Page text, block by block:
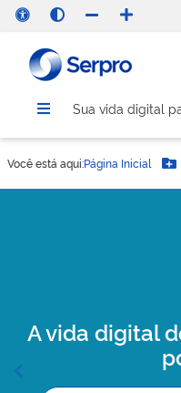
Sua vida digital
Você está aqui:Página Inicial
A vida digital